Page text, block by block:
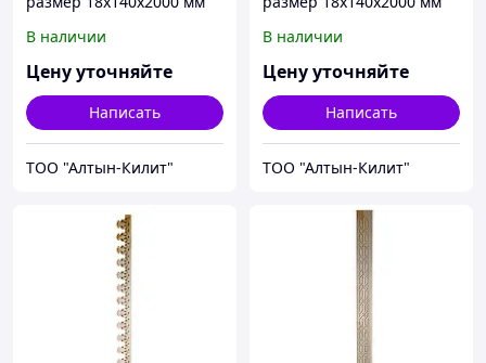
В наличии
Цену уточняйте
Написать
ТОО "Алтын-Килит"
В наличии
Цену уточняйте
Написать
ТОО "Алтын-Килит"